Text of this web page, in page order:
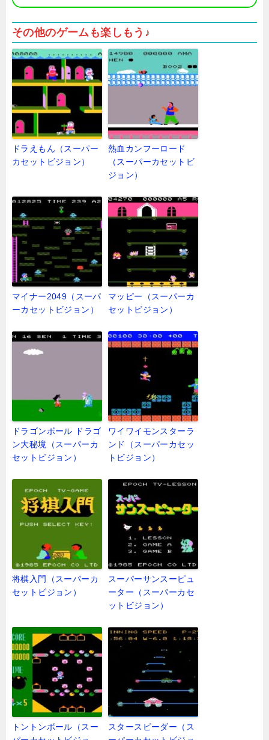
その他のゲームも楽しもう♪
ドラえもん（スーパー
カセットビジョン）
熱血カンフーロード
（スーパーカセットビ
ジョン）
マイナー2049（スーパ
ーカセットビジョン）
マッピー（スーパーカ
セットビジョン）
ドラゴンボール ドラゴ
ン大秘境（スーパーカ
セットビジョン）
ワイワイモンスターラ
ンド（スーパーカセッ
トビジョン）
将棋入門（スーパーカ
セットビジョン）
スーパーサンスーピュ
ーター（スーパーカセ
ットビジョン）
トントンボール（スー
スタースピーダー（ス